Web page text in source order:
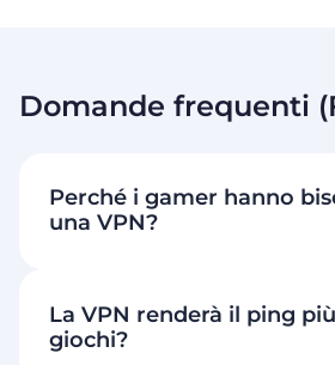
Domande frequenti
Perché i gamer hanno
una VPN?
La VPN renderà il ping
giochi?